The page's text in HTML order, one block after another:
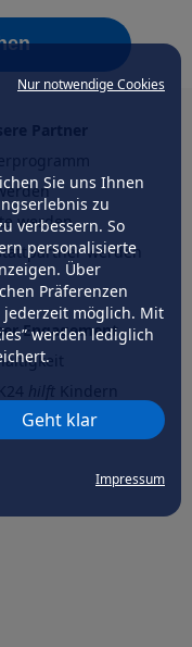
Nur notwendige Cookies
Sie uns Ihnen
zu
verbessern. So
personalisierte
Über
Präferenzen
möglich. Mit
werden lediglich
Geht klar
Impressum
werden
werden
Engagement
hilftder Natur